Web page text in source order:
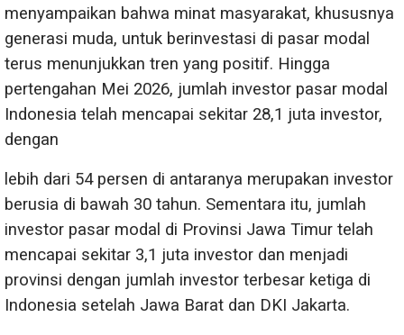
menyampaikan bahwa minat masyarakat, khususnya
generasi muda, untuk berinvestasi di pasar modal
terus menunjukkan tren yang positif. Hingga
pertengahan Mei 2026, jumlah investor pasar modal
Indonesia telah mencapai sekitar 28,1 juta investor,
dengan
lebih dari 54 persen di antaranya merupakan investor
berusia di bawah 30 tahun. Sementara itu, jumlah
investor pasar modal di Provinsi Jawa Timur telah
mencapai sekitar 3,1 juta investor dan menjadi
provinsi dengan jumlah investor terbesar ketiga di
Indonesia setelah Jawa Barat dan DKI Jakarta.